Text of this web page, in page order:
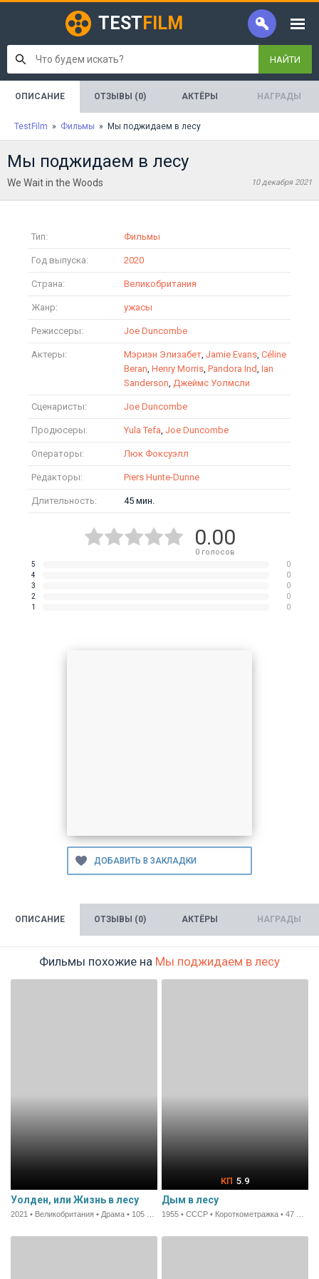
TEST FILM
НАЙТИ
ОПИСАНИЕ ОТЗЫВЫ (0) АКТЁРЫ НАГРАДЫ
TestFilm » Фильмы » Мы поджидаем в лесу
Мы поджидаем в лесу
We Wait in the Woods 10 декабря 2021
Тип: Фильмы
Год выпуска: 2020
Страна: Великобритания
Жанр: ужасы
Режиссеры: Joe Duncombe
Актеры: Мэриэн Элизабет, Jamie Evans, Céline
Beran, Henry Morris, Pandora Ind, Ian
Sanderson, Джеймс Уолмсли
Сценаристы: Joe Duncombe
Продюсеры: Yula Tefa, Joe Duncombe
Операторы: Люк Фоксуэлл
Редакторы: Piers Hunte-Dunne
Длительность: 45 мин.
0.00
0голосов
5
0
4
0
3
0
2
0
1
0
ОПИСАНИЕ ОТЗЫВЫ (0) АКТЁРЫ НАГРАДЫ
Фильмы похожие на Мы поджидаем в лесу
Уолден, или Жизнь в лесу
5.9
Дым в лесу